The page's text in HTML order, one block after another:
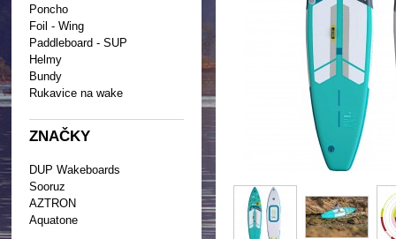
Poncho
Foil - Wing
Paddleboard - SUP
Helmy
Bundy
Rukavice na wake
ZNAČKY
DUP Wakeboards
Sooruz
AZTRON
Aquatone